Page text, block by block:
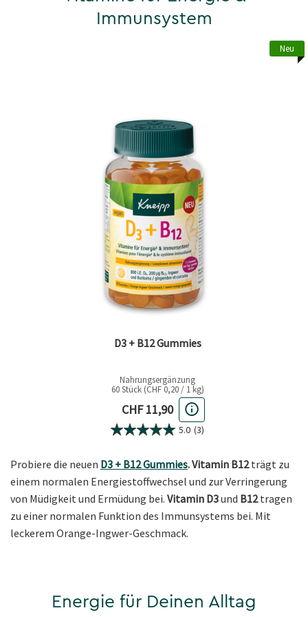
Immunsystem
Neu
D3 + B12 Gummies
Nahrungsergänzung
60 Stück (CHF 0,20 / 1 kg)
Aktueller Preis
CHF 11,90
5.0 (3)
Probiere die neuen D3 + B12 Gummies. Vitamin B12trägt zu
einem normalen Energiestoffwechsel und zur Verringerung
von Müdigkeit und Ermüdung bei. Vitamin D3und B12tragen
zu einer normalen Funktion des Immunsystems bei. Mit
leckerem Orange-Ingwer-Geschmack.
Energie für Deinen Alltag